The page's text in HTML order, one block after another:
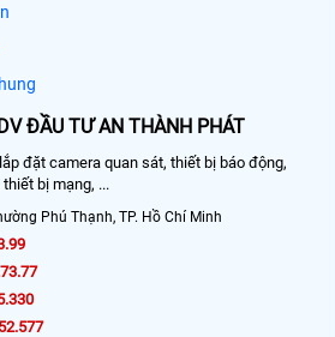
ĐẦU TƯ AN THÀNH PHÁT
đặt camera quan sát, thiết bị báo động,
bị mạng, ...
Phú Thạnh, TP. Hồ Chí Minh